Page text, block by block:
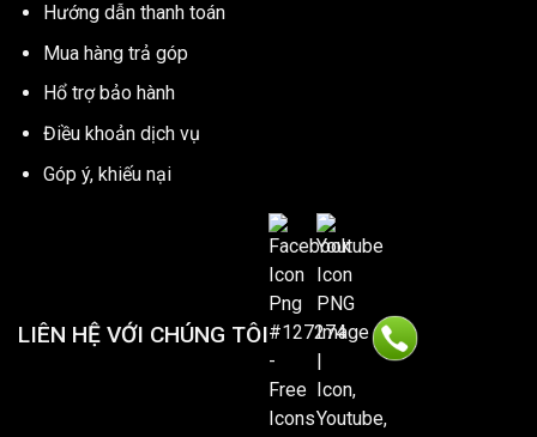
Hướng dẫn thanh toán
Mua hàng trả góp
Hổ trợ bảo hành
Điều khoản dịch vụ
Góp ý, khiếu nại
LIÊN HỆ VỚI CHÚNG TÔI